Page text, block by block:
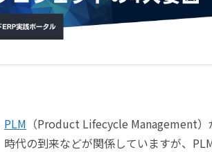
サプライチェーン／生産管理
CRM／営業支援／Eコマース
データ分析／BI
PLM （Product Lifecycle Management
時代の到来などが関係していますが、